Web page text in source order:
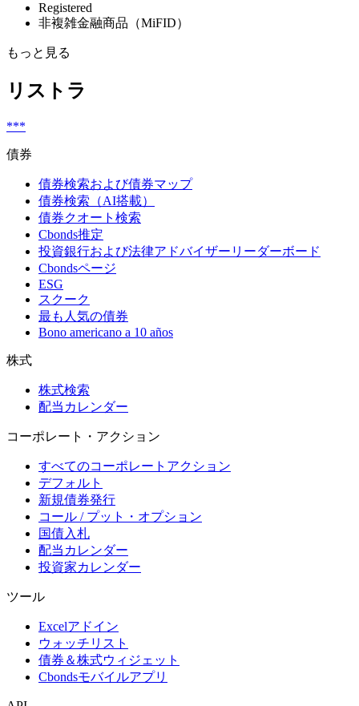
Registered
非複雑金融商品（MiFID）
もっと見る
リストラ
***
債券
債券検索および債券マップ
債券検索（AI搭載）
債券クオート検索
Cbonds推定
投資銀行および法律アドバイザーリーダーボード
Cbondsページ
ESG
スクーク
最も人気の債券
Bono americano a 10 años
株式
株式検索
配当カレンダー
コーポレート・アクション
すべてのコーポレートアクション
デフォルト
新規債券発行
コール / プット・オプション
国債入札
配当カレンダー
投資家カレンダー
ツール
Excelアドイン
ウォッチリスト
債券＆株式ウィジェット
Cbondsモバイルアプリ